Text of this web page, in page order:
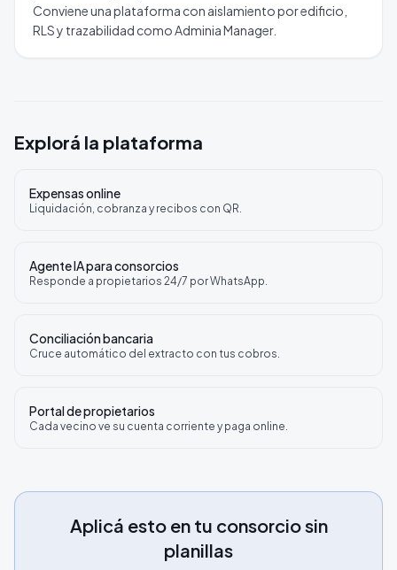
Conviene una plataforma con aislamiento por edificio,
RLS y trazabilidad como Adminia Manager.
Explorá la plataforma
Expensas online
Liquidación, cobranza y recibos con QR.
Agente IA para consorcios
Responde a propietarios 24/7 por WhatsApp.
Conciliación bancaria
Cruce automático del extracto con tus cobros.
Portal de propietarios
Cada vecino ve su cuenta corriente y paga online.
Aplicá esto en tu consorcio sin
planillas